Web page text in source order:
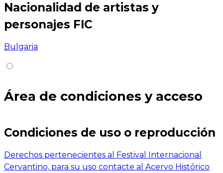
Nacionalidad de artistas y
personajes FIC
Bulgaria
Área de condiciones y acceso
Condiciones de uso o reproducción
Derechos pertenecientes al Festival Internacional
Cervantino, para su uso contacte al Acervo Histórico